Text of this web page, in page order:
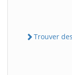
Trouver